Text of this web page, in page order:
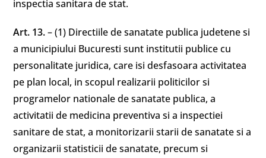
inspectia sanitara de stat.
Art. 13.– (1) Directiile de sanatate publica judetene si
a municipiului Bucuresti sunt institutii publice cu
personalitate juridica, care isi desfasoara activitatea
pe plan local, in scopul realizarii politicilor si
programelor nationale de sanatate publica, a
activitatii de medicina preventiva si a inspectiei
sanitare de stat, a monitorizarii starii de sanatate si a
organizarii statisticii de sanatate, precum si